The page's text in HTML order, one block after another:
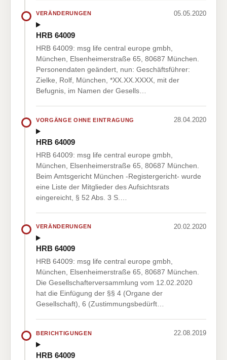
VERÄNDERUNGEN 05.05.2020
HRB 64009
HRB 64009: msg life central europe gmbh,
München, Elsenheimerstraße 65, 80687 München.
Personendaten geändert, nun: Geschäftsführer:
Zielke, Rolf, München, *XX.XX.XXXX, mit der
Befugnis, im Namen der Gesells…
VORGÄNGE OHNE EINTRAGUNG 28.04.2020
HRB 64009
HRB 64009: msg life central europe gmbh,
München, Elsenheimerstraße 65, 80687 München.
Beim Amtsgericht München -Registergericht- wurde
eine Liste der Mitglieder des Aufsichtsrats
eingereicht, § 52 Abs. 3 S.…
VERÄNDERUNGEN 20.02.2020
HRB 64009
HRB 64009: msg life central europe gmbh,
München, Elsenheimerstraße 65, 80687 München.
Die Gesellschafterversammlung vom 12.02.2020
hat die Einfügung der §§ 4 (Organe der
Gesellschaft), 6 (Zustimmungsbedürft…
BERICHTIGUNGEN 22.08.2019
HRB 64009